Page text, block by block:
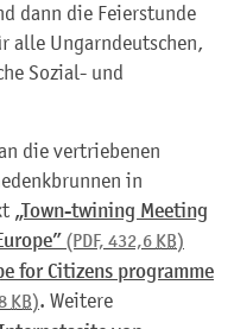
dann die Feierstunde
alle Ungarndeutschen,
Sozial- und
die vertriebenen
in
„Town-twining Meeting
(PDF, 432,6KB)
for Citizens programme
KB). Weitere